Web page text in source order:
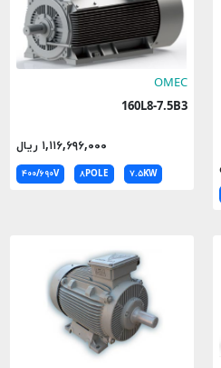
OMEC
160L8-7.5B3
۱,۱۱۶,۶۹۶,۰۰۰ ریال
۷.۵KW ۸POLE ۴۰۰/۶۹۰V